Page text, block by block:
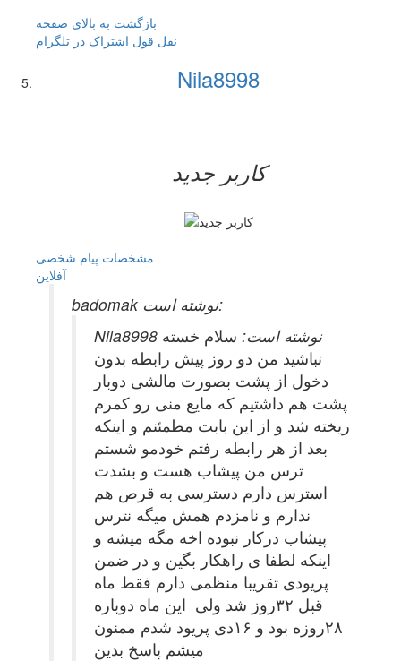
بازگشت به بالای صفحه
نقل قول اشتراک در تلگرام
Nila8998
کاربر جدید
مشخصات پیام شخصی
آفلاين
badomak نوشته است:
Nila8998 نوشته است: سلام خسته
نباشید من دو روز پیش رابطه بدون
دخول از پشت بصورت مالشی دوبار
پشت هم داشتیم که مایع منی رو کمرم
ریخته شد و از این بابت مطمئنم و اینکه
بعد از هر رابطه رفتم خودمو شستم
ترس من پیشاب هست و بشدت
استرس دارم دسترسی به قرص هم
ندارم و نامزدم همش میگه نترس
پیشاب درکار نبوده اخه مگه میشه و
اینکه لطفا ی راهکار بگین و در ضمن
پریودی تقریبا منظمی دارم فقط ماه
قبل ۳۲روز شد ولی این ماه دوباره
۲۸روزه بود و ۱۶دی پریود شدم ممنون
میشم پاسخ بدین